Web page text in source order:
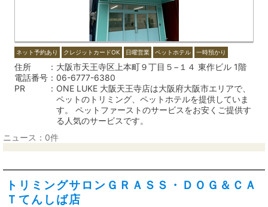
ネット予約あり クレジットカードOK 日曜営業 ペットホテル 一時預かり
住所
大阪市天王寺区上本町９丁目５−１４ 東作ビル 1階
電話番号
06-6777-6380
PR
ONE LUKE 大阪天王寺店は大阪府大阪市エリアで、
ペットのトリミング、ペットホテルを提供していま
す。 ペットファーストのサービスをお安くご提供す
る人気のサービスです。
ニュース：0件
トリミングサロンＧＲＡＳＳ・ＤＯＧ＆ＣＡ
Ｔてんしば店